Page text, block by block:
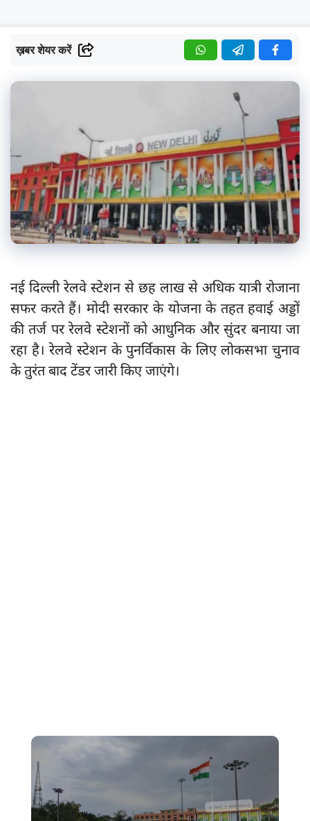
ख़बर शेयर करें
नई दिल्ली रेलवे स्टेशन से छह लाख से अधिक यात्री रोजाना
सफर करते हैं। मोदी सरकार के योजना के तहत हवाई अड्डों
की तर्ज पर रेलवे स्टेशनों को आधुनिक और सुंदर बनाया जा
रहा है। रेलवे स्टेशन के पुनर्विकास के लिए लोकसभा चुनाव
के तुरंत बाद टेंडर जारी किए जाएंगे।